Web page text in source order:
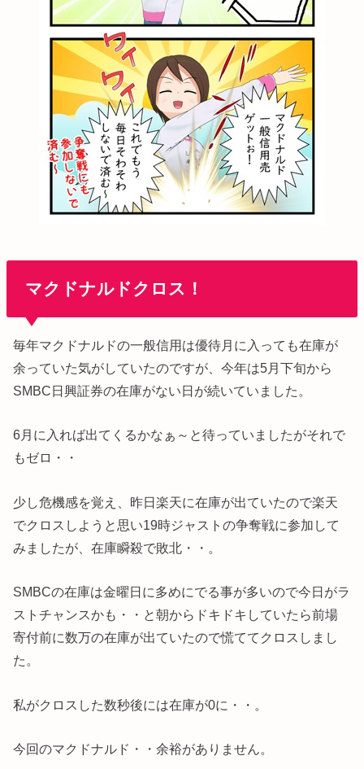
マクドナルドクロス！
毎年マクドナルドの一般信用は優待月に入っても在庫が
余っていた気がしていたのですが、今年は5月下旬から
SMBC日興証券の在庫がない日が続いていました。
6月に入れば出てくるかなぁ～と待っていましたがそれで
もゼロ・・
少し危機感を覚え、昨日楽天に在庫が出ていたので楽天
でクロスしようと思い19時ジャストの争奪戦に参加して
みましたが、在庫瞬殺で敗北・・。
SMBCの在庫は金曜日に多めにでる事が多いので今日がラ
ストチャンスかも・・と朝からドキドキしていたら前場
寄付前に数万の在庫が出ていたので慌ててクロスしまし
た。
私がクロスした数秒後には在庫が0に・・。
今回のマクドナルド・・余裕がありません。